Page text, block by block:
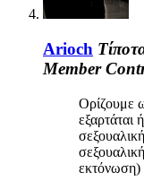
Arioch
Member
Ορίζουμε
εξαρτάται
εκτόνωση)